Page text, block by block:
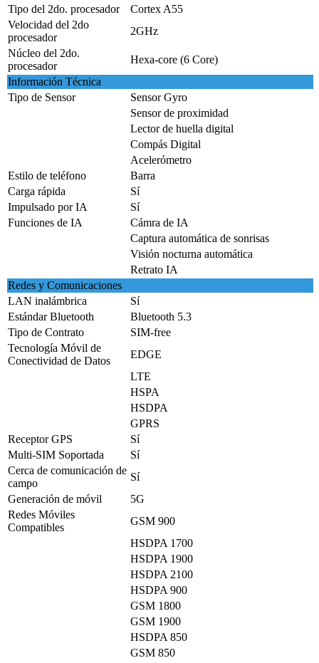
Tipo del 2do. procesador
Cortex A55
Velocidad del 2do
procesador
2GHz
Núcleo del 2do.
procesador
Hexa-core (6 Core)
Información Técnica
Tipo de Sensor
Sensor Gyro
Sensor de proximidad
Lector de huella digital
Compás Digital
Acelerómetro
Estilo de teléfono
Barra
Carga rápida
Sí
Impulsado por IA
Sí
Funciones de IA
Cámra de IA
Captura automática de sonrisas
Visión nocturna automática
Retrato IA
Redes y Comunicaciones
LAN inalámbrica
Sí
Estándar Bluetooth
Bluetooth 5.3
Tipo de Contrato
SIM-free
Tecnología Móvil de
Conectividad de Datos
EDGE
LTE
HSPA
HSDPA
GPRS
Receptor GPS
Sí
Multi-SIM Soportada
Sí
Cerca de comunicación de
campo
Sí
Generación de móvil
5G
Redes Móviles
Compatibles
GSM 900
HSDPA 1700
HSDPA 1900
HSDPA 2100
HSDPA 900
GSM 1800
GSM 1900
HSDPA 850
GSM 850